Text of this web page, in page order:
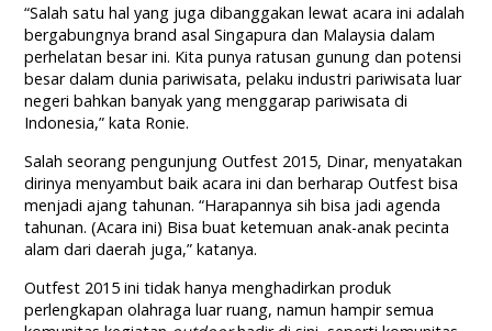
“Salah satu hal yang juga dibanggakan lewat acara ini adalah
bergabungnya brand asal Singapura dan Malaysia dalam
perhelatan besar ini. Kita punya ratusan gunung dan potensi
besar dalam dunia pariwisata, pelaku industri pariwisata luar
negeri bahkan banyak yang menggarap pariwisata di
Indonesia,” kata Ronie.
Salah seorang pengunjung Outfest 2015, Dinar, menyatakan
dirinya menyambut baik acara ini dan berharap Outfest bisa
menjadi ajang tahunan. “Harapannya sih bisa jadi agenda
tahunan. (Acara ini) Bisa buat ketemuan anak-anak pecinta
alam dari daerah juga,” katanya.
Outfest 2015 ini tidak hanya menghadirkan produk
perlengkapan olahraga luar ruang, namun hampir semua